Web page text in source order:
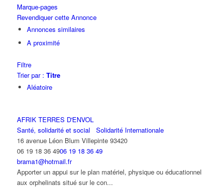
Marque-pages
Revendiquer cette Annonce
Annonces similaires
A proximité
Filtre
Trier par : Titre
Aléatoire
AFRIK TERRES D'ENVOL
Santé, solidarité et social
Solidarité Internationale
16 avenue Léon Blum Villepinte 93420
06 19 18 36 4906 19 18 36 49
brama1@hotmail.fr
Apporter un appui sur le plan matériel, physique ou éducationnel
aux orphelinats situé sur le con...